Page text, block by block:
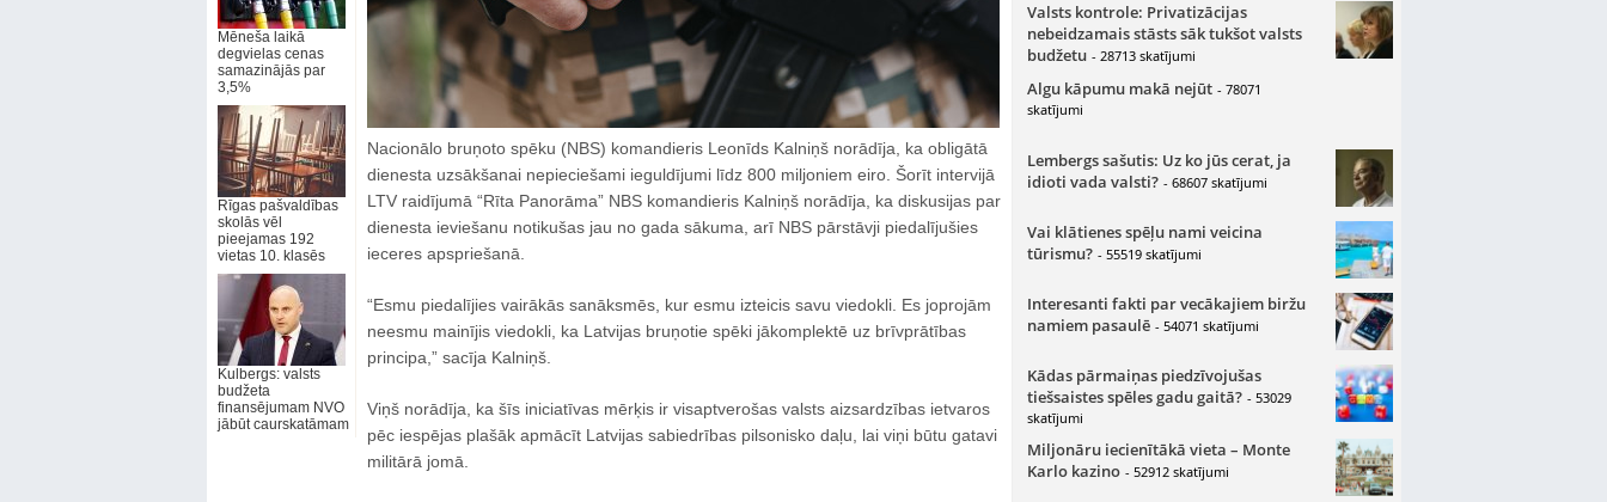
Mēneša laikā
degvielas cenas
samazinājās par
3,5%
Rīgas pašvaldības
skolās vēl
pieejamas 192
vietas 10. klasēs
Kulbergs: valsts
budžeta
finansējumam NVO
jābūt caurskatāmam
Nacionālo bruņoto spēku (NBS) komandieris Leonīds Kalniņš norādīja, ka obligātā
dienesta uzsākšanai nepieciešami ieguldījumi līdz 800 miljoniem eiro. Šorīt intervijā
LTV raidījumā “Rīta Panorāma” NBS komandieris Kalniņš norādīja, ka diskusijas par
dienesta ieviešanu notikušas jau no gada sākuma, arī NBS pārstāvji piedalījušies
ieceres apspriešanā.
“Esmu piedalījies vairākās sanāksmēs, kur esmu izteicis savu viedokli. Es joprojām
neesmu mainījis viedokli, ka Latvijas bruņotie spēki jākomplektē uz brīvprātības
principa,” sacīja Kalniņš.
Viņš norādīja, ka šīs iniciatīvas mērķis ir visaptverošas valsts aizsardzības ietvaros
pēc iespējas plašāk apmācīt Latvijas sabiedrības pilsonisko daļu, lai viņi būtu gatavi
militārā jomā.
Valsts kontrole: Privatizācijas
nebeidzamais stāsts sāk tukšot valsts
budžetu - 28713 skatījumi
Algu kāpumu makā nejūt - 78071
skatījumi
Lembergs sašutis: Uz ko jūs cerat, ja
idioti vada valsti? - 68607 skatījumi
Vai klātienes spēļu nami veicina
tūrismu? - 55519 skatījumi
Interesanti fakti par vecākajiem biržu
namiem pasaulē - 54071 skatījumi
Kādas pārmaiņas piedzīvojušas
tiešsaistes spēles gadu gaitā? - 53029
skatījumi
Miljonāru iecienītākā vieta – Monte
Karlo kazino - 52912 skatījumi